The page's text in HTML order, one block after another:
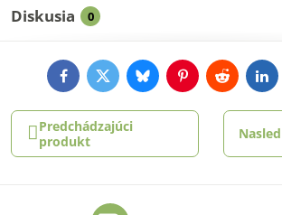
Diskusia 0
FacebookTwitterBlueskyPinterestReddit
Predchádzajúci
produkt